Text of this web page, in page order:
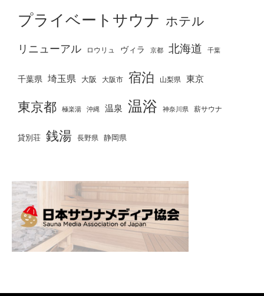
プライベートサウナ ホテル
リニューアル ロウリュ ヴィラ 京都 北海道 千葉
千葉県 埼玉県 大阪 大阪市 宿泊 山梨県 東京
東京都 極楽湯 沖縄 温泉 温浴 神奈川県 薪サウナ
貸別荘 銭湯 長野県 静岡県